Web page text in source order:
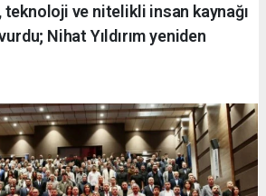
ve nitelikli insan kaynağı
Nihat Yıldırım yeniden